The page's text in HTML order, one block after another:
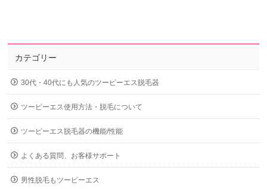
カテゴリー
30代・40代にも人気のツーピーエス脱毛器
ツーピーエス使用方法・脱毛について
ツーピーエス脱毛器の機能/性能
よくある質問、お客様サポート
男性脱毛もツーピーエス